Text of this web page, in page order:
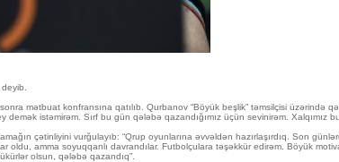
mətbuat konfransına qatılıb. Qurbanov “Böyük beşlik” təmsilçisi
istəmirəm. Sırf bu gün qələbə qazandığımız üçün sevinirəm. Xalqımız
çətinliyini vurğulayıb: “Qrup oyunlarına əvvəldən hazırlaşırdıq. Son
oldu, amma soyuqqanlı davrandılar. Futbolçulara təşəkkür edirəm. Böyük
olsun, qələbə qazandıq”.